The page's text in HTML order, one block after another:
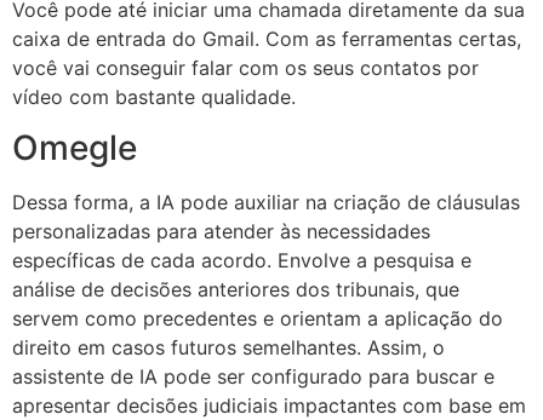
Você pode até iniciar uma chamada diretamente da sua
caixa de entrada do Gmail. Com as ferramentas certas,
você vai conseguir falar com os seus contatos por
vídeo com bastante qualidade.
Omegle
Dessa forma, a IA pode auxiliar na criação de cláusulas
personalizadas para atender às necessidades
específicas de cada acordo. Envolve a pesquisa e
análise de decisões anteriores dos tribunais, que
servem como precedentes e orientam a aplicação do
direito em casos futuros semelhantes. Assim, o
assistente de IA pode ser configurado para buscar e
apresentar decisões judiciais impactantes com base em